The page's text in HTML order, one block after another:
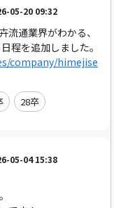
05-20 09:32
通業界がわかる、
程を追加しました。
company/himejise
28卒
05-04 15:38